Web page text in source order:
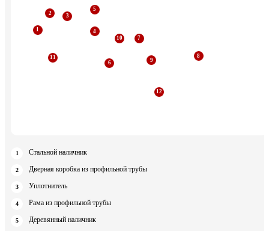
Стальной наличник
Дверная коробка из профильной трубы
Уплотнитель
Рама из профильной трубы
Деревянный наличник